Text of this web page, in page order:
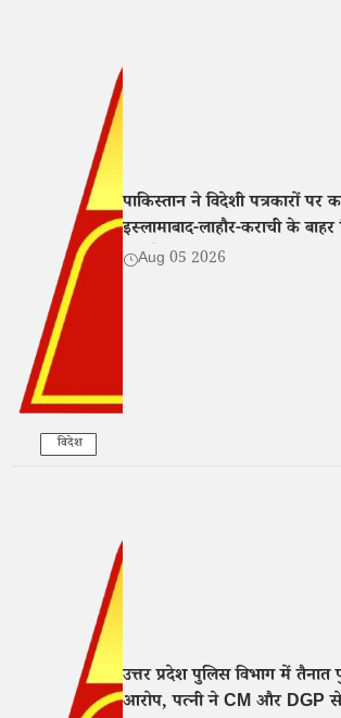
विदेश
पाकिस्तान ने विदेशी पत्रकारों पर
इस्लामाबाद-लाहौर-कराची के बाहर
एनओसी अनिवार्य
Aug 05 2026
उत्तर प्रदेश पुलिस विभाग में तैनात
आरोप, पत्नी ने CM और DGP से